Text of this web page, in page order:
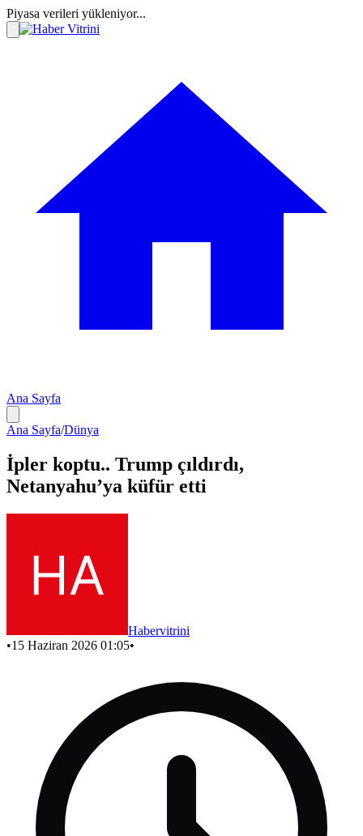
Piyasa verileri yükleniyor...
Ana Sayfa
Ana Sayfa/Dünya
İpler koptu.. Trump çıldırdı,
Netanyahu’ya küfür etti
Habervitrini
•15 Haziran 2026 01:05•